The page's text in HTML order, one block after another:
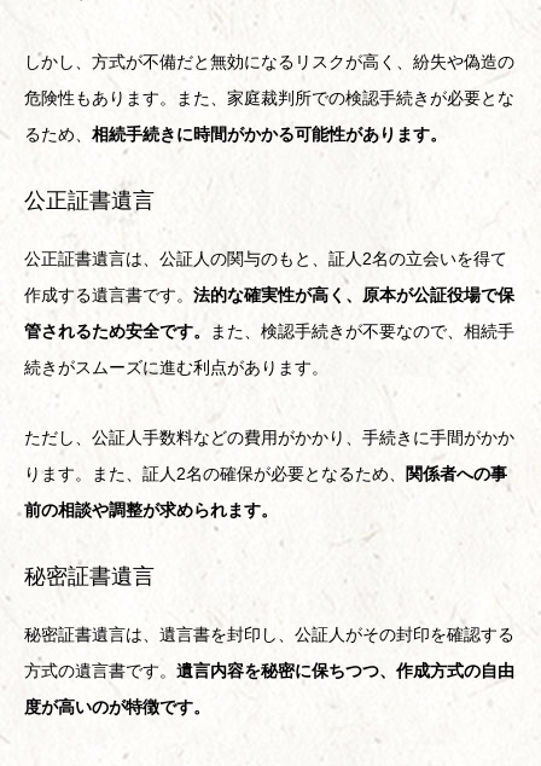
しかし、方式が不備だと無効になるリスクが高く、紛失や偽造の
危険性もあります。また、家庭裁判所での検認手続きが必要とな
るため、 相続手続きに時間がかかる可能性があります。
公正証書遺言
公正証書遺言は、公証人の関与のもと、証人2名の立会いを得て
作成する遺言書です。 法的な確実性が高く、原本が公証役場で保
管されるため安全です。
また、検認手続きが不要なので、相続手
続きがスムーズに進む利点があります。
ただし、公証人手数料などの費用がかかり、手続きに手間がかか
ります。また、証人2名の確保が必要となるため、
関係者への事
前の相談や調整が求められます。
秘密証書遺言
秘密証書遺言は、遺言書を封印し、公証人がその封印を確認する
方式の遺言書です。 遺言内容を秘密に保ちつつ、作成方式の自由
度が高いのが特徴です。